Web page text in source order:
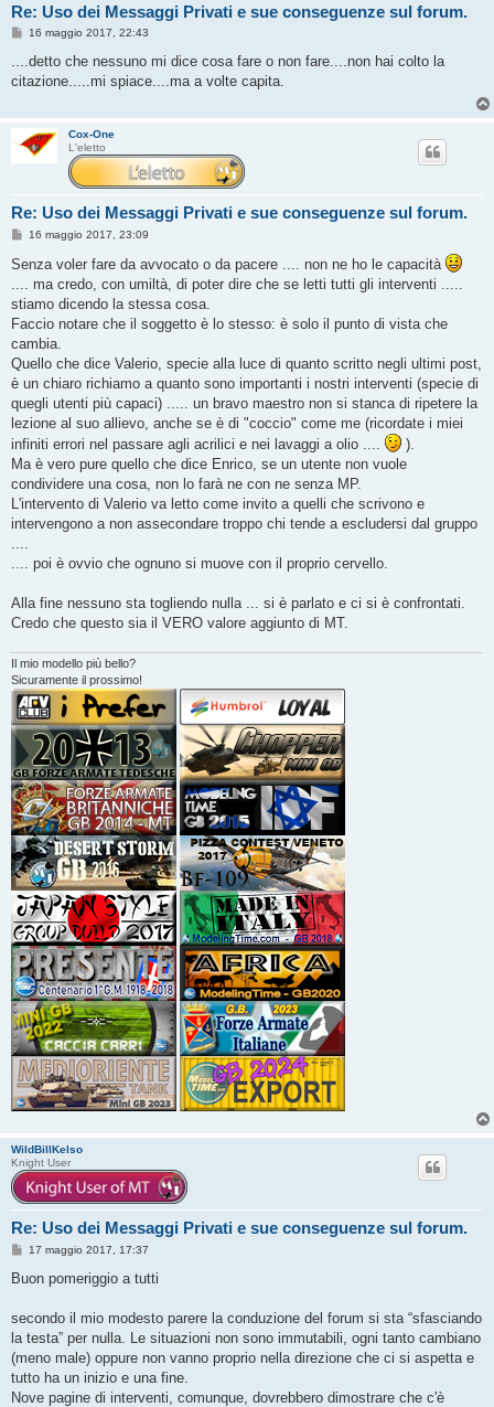
Re: Uso dei Messaggi Privati e sue conseguenze sul forum.
M
a
o
16 maggio 2017, 22:43
....detto che nessuno mi dice cosa fare o non fare....non hai colto la
citazione.....mi spiace....ma a volte capita.
Cox-One
L'eletto
Re: Uso dei Messaggi Privati e sue conseguenze sul forum.
M
s
s
a
g
g
i
o
16 maggio 2017, 23:09
Senza voler fare da avvocato o da pacere .... non ne ho le capacità
.... ma credo, con umiltà, di poter dire che se letti tutti gli interventi .....
stiamo dicendo la stessa cosa.
Faccio notare che il soggetto è lo stesso: è solo il punto di vista che
cambia.
Quello che dice Valerio, specie alla luce di quanto scritto negli ultimi post,
è un chiaro richiamo a quanto sono importanti i nostri interventi (specie di
quegli utenti più capaci) ..... un bravo maestro non si stanca di ripetere la
lezione al suo allievo, anche se è di "coccio" come me (ricordate i miei
infiniti errori nel passare agli acrilici e nei lavaggi a olio ....
).
Ma è vero pure quello che dice Enrico, se un utente non vuole
condividere una cosa, non lo farà ne con ne senza MP.
L'intervento di Valerio va letto come invito a quelli che scrivono e
intervengono a non assecondare troppo chi tende a escludersi dal gruppo
.... poi è ovvio che ognuno si muove con il proprio cervello.
Alla fine nessuno sta togliendo nulla ... si è parlato e ci si è confrontati.
Credo che questo sia il VERO valore aggiunto di MT.
Il mio modello più bello?
Sicuramente il prossimo!
WildBillKelso
Knight User
Re: Uso dei Messaggi Privati e sue conseguenze sul forum.
M
s
g
o
17 maggio 2017, 17:37
Buon pomeriggio a tutti
secondo il mio modesto parere la conduzione del forum si sta “sfasciando
la testa” per nulla. Le situazioni non sono immutabili, ogni tanto cambiano
(meno male) oppure non vanno proprio nella direzione che ci si aspetta e
tutto ha un inizio e una fine.
Nove pagine di interventi, comunque, dovrebbero dimostrare che c'è